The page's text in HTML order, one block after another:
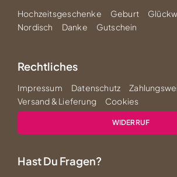
Hochzeitsgeschenke Geburt
Nordisch
Danke Gutschein
Rechtliches
Impressum Datenschutz
Versand & Lieferung
Cookies
WIDERRUF
Hast Du Fragen?